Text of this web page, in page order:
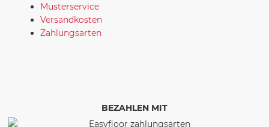
Musterservice
Versandkosten
Zahlungsarten
BEZAHLEN MIT